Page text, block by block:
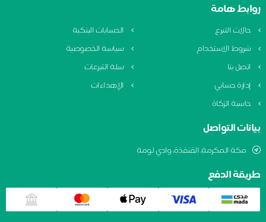
هامة
حالات التبرع
الحسابات البنكية
شروط الاستخدام
سياسة الخصوصية
اتصل بنا
سلة التبرعات
إدارة حسابي
الإهداءات
حاسبة الزكاة
التواصل
مكة المكرمة، القنفذة، وادي لومة
الدفع